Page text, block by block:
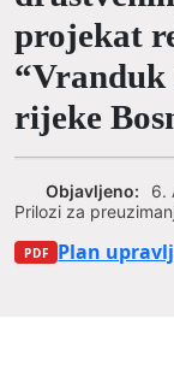
projekat
“Vranduk
rijeke
Prilozi za
Plan
Objavljeno: 6.